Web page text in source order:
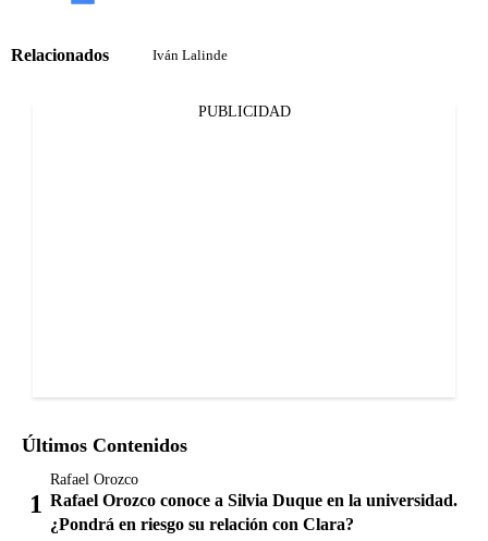
Relacionados Iván Lalinde
PUBLICIDAD
Últimos Contenidos
Rafael Orozco
Rafael Orozco conoce a Silvia Duque en la universidad.
¿Pondrá en riesgo su relación con Clara?